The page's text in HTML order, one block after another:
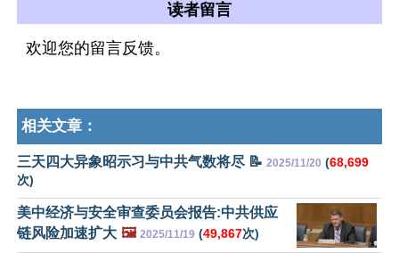
读者留言
欢迎您的留言反馈。
相关文章：
三天四大异象昭示习与中共气数将尽 📝 2025/11/20 (68,699
次)
美中经济与安全审查委员会报告:中共供应
链风险加速扩大 🖼️ 2025/11/19 (49,867次)